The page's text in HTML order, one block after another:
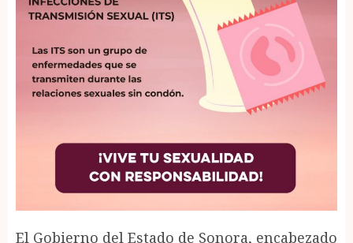
El Gobierno del Estado de Sonora, encabezado